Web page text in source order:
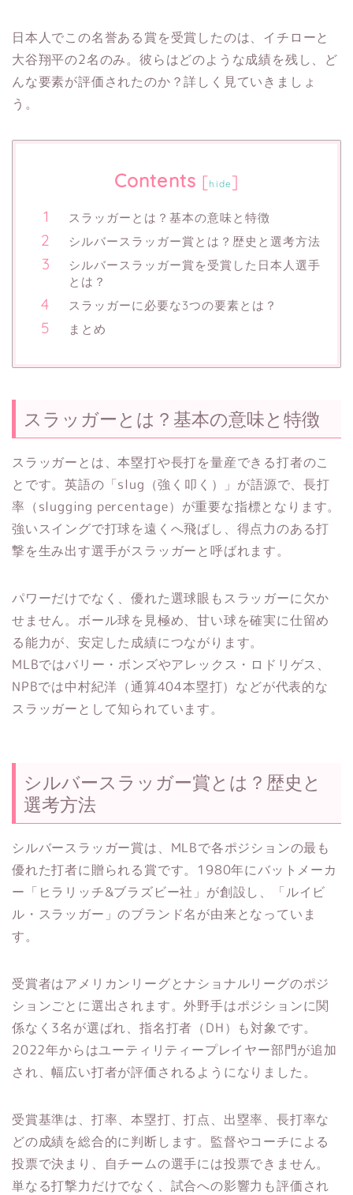
日本人でこの名誉ある賞を受賞したのは、イチローと
大谷翔平の2名のみ。彼らはどのような成績を残し、ど
んな要素が評価されたのか？詳しく見ていきましょ
う。
Contents [hide ]
スラッガーとは？基本の意味と特徴
シルバースラッガー賞とは？歴史と選考方法
シルバースラッガー賞を受賞した日本人選手
とは？
スラッガーに必要な3つの要素とは？
まとめ
スラッガーとは？基本の意味と特徴
スラッガーとは、本塁打や長打を量産できる打者のこ
とです。英語の「slug（強く叩く）」が語源で、長打
率（slugging percentage）が重要な指標となります。
強いスイングで打球を遠くへ飛ばし、得点力のある打
撃を生み出す選手がスラッガーと呼ばれます。
パワーだけでなく、優れた選球眼もスラッガーに欠か
せません。ボール球を見極め、甘い球を確実に仕留め
る能力が、安定した成績につながります。
MLBではバリー・ボンズやアレックス・ロドリゲス、
NPBでは中村紀洋（通算404本塁打）などが代表的な
スラッガーとして知られています。
シルバースラッガー賞とは？歴史と
選考方法
シルバースラッガー賞は、MLBで各ポジションの最も
優れた打者に贈られる賞です。1980年にバットメーカ
ー「ヒラリッチ&ブラズビー社」が創設し、「ルイビ
ル・スラッガー」のブランド名が由来となっていま
す。
受賞者はアメリカンリーグとナショナルリーグのポジ
ションごとに選出されます。外野手はポジションに関
係なく3名が選ばれ、指名打者（DH）も対象です。
2022年からはユーティリティープレイヤー部門が追加
され、幅広い打者が評価されるようになりました。
受賞基準は、打率、本塁打、打点、出塁率、長打率な
どの成績を総合的に判断します。監督やコーチによる
投票で決まり、自チームの選手には投票できません。
単なる打撃力だけでなく、試合への影響力も評価され